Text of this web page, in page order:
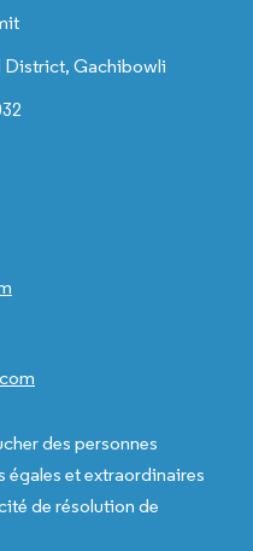
District, Gachibowli
des personnes
égales et extraordinaires
de résolution de